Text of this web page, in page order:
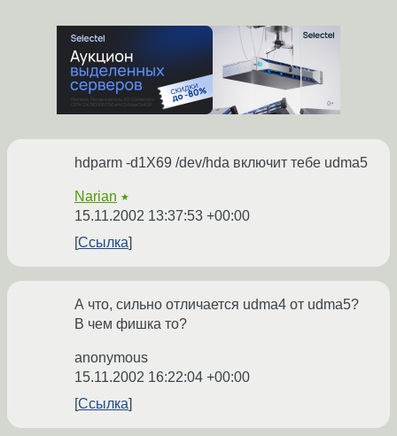
hdparm -d1X69 /dev/hda включит тебе udma5
Narian ★
15.11.2002 13:37:53 +00:00
Ссылка
А что, сильно отличается udma4 от udma5?
В чем фишка то?
anonymous
15.11.2002 16:22:04 +00:00
Ссылка